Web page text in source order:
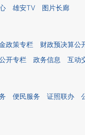
雄安TV 图片长廊
政策专栏
财政预决算公
开专栏
政务信息 互动
便民服务 证照联办